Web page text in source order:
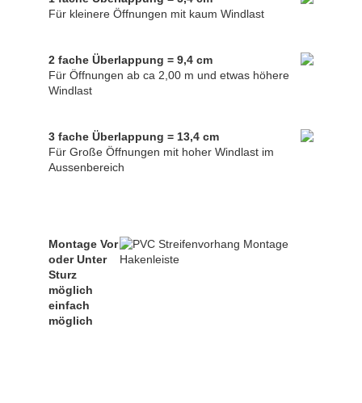
Für kleinere Öffnungen mit kaum Windlast
2 fache Überlappung = 9,4 cm
Für Öffnungen ab ca 2,00 m und etwas höhere
Windlast
3 fache Überlappung = 13,4 cm
Für Große Öffnungen mit hoher Windlast im
Aussenbereich
Montage Vor
oder Unter
Sturz
möglich
einfach
möglich